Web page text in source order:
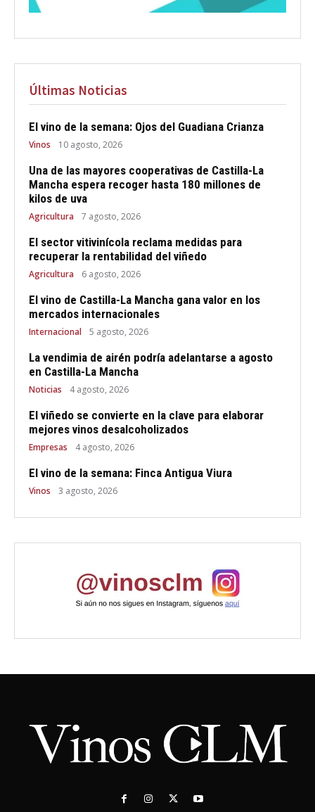
Últimas Noticias
El vino de la semana: Ojos del Guadiana Crianza
Vinos 10 agosto, 2026
Una de las mayores cooperativas de Castilla-La
Mancha espera recoger hasta 180 millones de
kilos de uva
Agricultura 7 agosto, 2026
El sector vitivinícola reclama medidas para
recuperar la rentabilidad del viñedo
Agricultura 6 agosto, 2026
El vino de Castilla-La Mancha gana valor en los
mercados internacionales
Internacional 5 agosto, 2026
La vendimia de airén podría adelantarse a agosto
en Castilla-La Mancha
Noticias 4 agosto, 2026
El viñedo se convierte en la clave para elaborar
mejores vinos desalcoholizados
Empresas 4 agosto, 2026
El vino de la semana: Finca Antigua Viura
Vinos 3 agosto, 2026